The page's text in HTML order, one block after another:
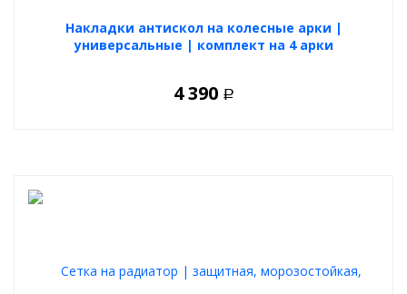
Накладки антискол на колесные арки |
универсальные | комплект на 4 арки
4 390 Р